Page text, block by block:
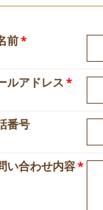
前*
ルアドレス*
番号
い合わせ内容*